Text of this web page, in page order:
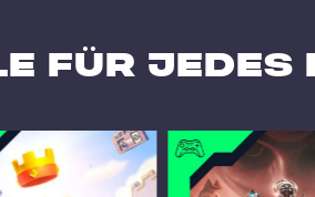
für jedes